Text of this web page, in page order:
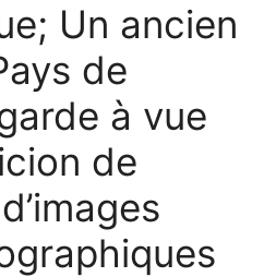
Un ancien
de
à vue
de